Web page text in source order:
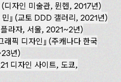
(디자인 미술관, 뮌헨, 2017년)
』 (교토 DDD 갤러리, 2021년)
라자, 서울, 2021~2년)
픽 디자인
(주캐나다 한국
년)
디자인 사이트, 도쿄,